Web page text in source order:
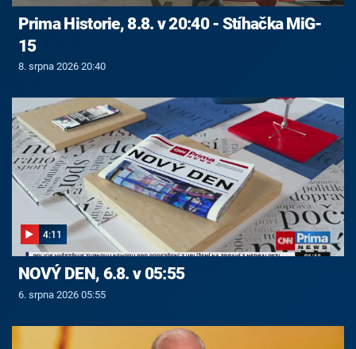
Prima Historie, 8.8. v 20:40 - Stíhačka MiG-
15
8. srpna 2026 20:40
4:11
NOVÝ DEN, 6.8. v 05:55
6. srpna 2026 05:55